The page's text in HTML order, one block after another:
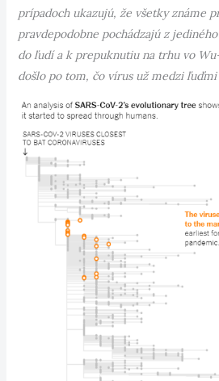
prípadoch ukazujú, že všetky známe
pravdepodobne pochádzajú z
do ľudí a k prepuknutiu na trhu vo
došlo po tom, čo vírus už medzi